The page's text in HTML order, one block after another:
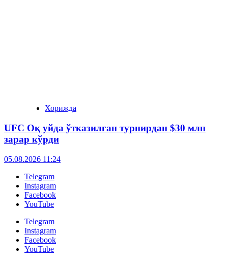
Хорижда
UFC Оқ уйда ўтказилган турнирдан $30 млн
зарар кўрди
05.08.2026 11:24
Telegram
Instagram
Facebook
YouTube
Telegram
Instagram
Facebook
YouTube